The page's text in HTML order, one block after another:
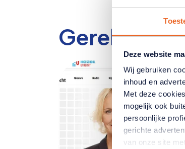
Deze website
Wij gebruiken
inhoud en
Met deze
mogelijk ook
persoonlijke
gerichte
van onze site